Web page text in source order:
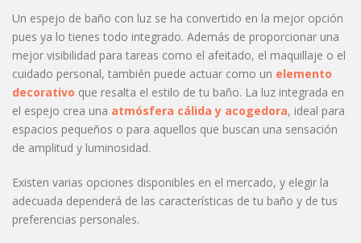
Un espejo de baño con luz se ha convertido en la mejor opción
pues ya lo tienes todo integrado. Además de proporcionar una
mejor visibilidad para tareas como el afeitado, el maquillaje o el
cuidado personal, también puede actuar como un elemento
decorativo que resalta el estilo de tu baño. La luz integrada en
el espejo crea una atmósfera cálida y acogedora, ideal para
espacios pequeños o para aquellos que buscan una sensación
de amplitud y luminosidad.
Existen varias opciones disponibles en el mercado, y elegir la
adecuada dependerá de las características de tu baño y de tus
preferencias personales.